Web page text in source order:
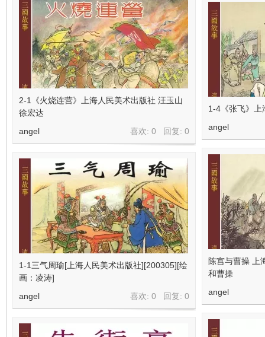
2-1《火烧连营》上海人民美术出版社 汪玉山
徐宏达
喜欢: 0 回复: 0
angel
1-4《张飞》上
angel
陈宫与曹操 上
和曹操
angel
1-1三气周瑜[上海人民美术出版社][200305][绘
画：凌涛]
喜欢: 0 回复: 0
angel